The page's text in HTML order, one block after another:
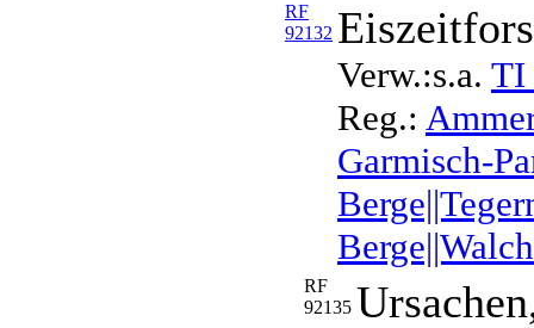
RF
92132
Verw.:s.a. TI
Reg.:
Garmisch-
RF
92135